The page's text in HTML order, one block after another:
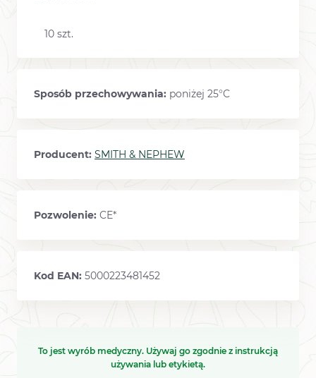
10 szt.
Sposób przechowywania: poniżej 25°C
Producent: SMITH & NEPHEW
Pozwolenie: CE*
Kod EAN: 5000223481452
To jest wyrób medyczny. Używaj go zgodnie z instrukcją
używania lub etykietą.